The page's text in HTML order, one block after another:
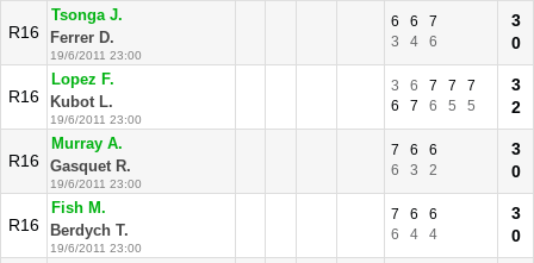
R16
Tsonga J.
Ferrer D.
19/6/2011 23:00
6 6
7
3
4 6
3
0
R16
Lopez F.
Kubot L.
19/6/2011 23:00
3 6 7 7
7
6
7 6 5 5
3
2
R16
Murray A.
Gasquet R.
19/6/2011 23:00
7 6
6
6
3 2
3
0
R16
Fish M.
Berdych T.
19/6/2011 23:00
7 6
6
6
4 4
3
0